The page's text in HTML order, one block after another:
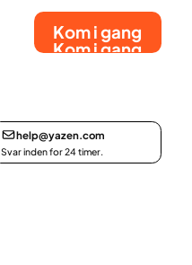
Kom i gang
Kom i gang
help@yazen.com
Svar inden for 24 timer.